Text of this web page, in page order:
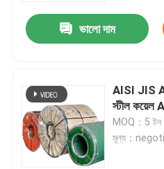
ভালো দাম
AISI JIS
স্টীল
MOQ：5 টন
মূল্য：